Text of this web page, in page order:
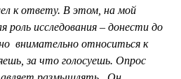
к ответу. В этом, на мой
роль исследования – донести до
внимательно относиться к
за что голосуешь. Опрос